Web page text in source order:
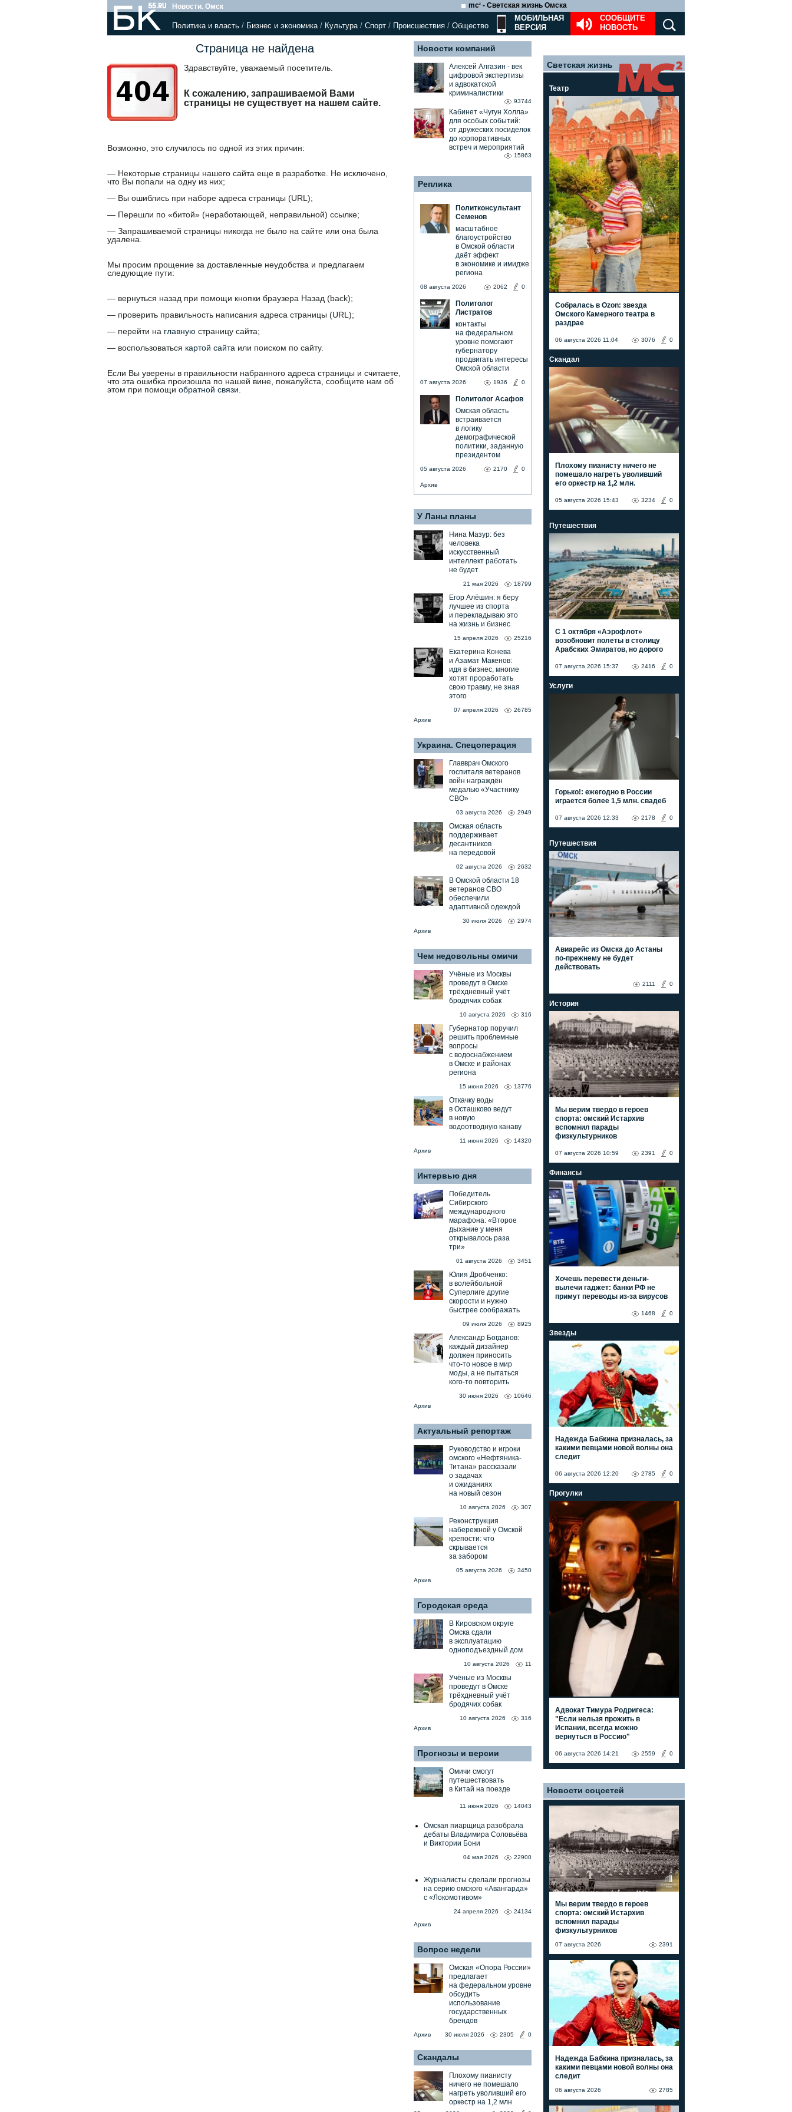
Новости. Омск mc2 - Светская жизнь Омска
Политика и власть / Бизнес и экономика/ Культура/ Спорт / Происшествия / Общество
СООБЩИТЕ
НОВОСТЬ
МОБИЛЬНАЯ
ВЕРСИЯ
Страница не найдена
Здравствуйте, уважаемый посетитель.
К сожалению, запрашиваемой Вами
страницы не существует на нашем сайте.
Возможно, это случилось по одной из этих причин:
— Некоторые страницы нашего сайта еще в разработке. Не исключено,
что Вы попали на одну из них;
— Вы ошиблись при наборе адреса страницы (URL);
— Перешли по «битой» (неработающей, неправильной) ссылке;
— Запрашиваемой страницы никогда не было на сайте или она была
удалена.
Мы просим прощение за доставленные неудобства и предлагаем
следующие пути:
— вернуться назад при помощи кнопки браузера Назад (back);
— проверить правильность написания адреса страницы (URL);
— перейти на главную страницу сайта;
— воспользоваться картой сайта или поиском по сайту.
Если Вы уверены в правильности набранного адреса страницы и считаете,
что эта ошибка произошла по нашей вине, пожалуйста, сообщите нам об
этом при помощи обратной связи.
Новости компаний
Алексей Алгазин ⁃ век
цифровой экспертизы
и адвокатской
криминалистики
93744
Кабинет «Чугун Холла»
для особых событий:
от дружеских посиделок
до корпоративных
встреч и мероприятий
15863
Реплика
Политконсультант
Семенов
масштабное
благоустройство
в Омской области
даёт эффект
в экономике и имидже
региона
2062 0
08 августа 2026
Политолог
Листратов
контакты
на федеральном
уровне помогают
губернатору
продвигать интересы
Омской области
1936 0
07 августа 2026
Политолог Асафов
Омская область
встраивается
в логику
демографической
политики, заданную
президентом
2170 0
05 августа 2026
Архив
У Ланы планы
Нина Мазур: без
человека
искусственный
интеллект работать
не будет
18799
21 мая 2026
Егор Алёшин: я беру
лучшее из спорта
и перекладываю это
на жизнь и бизнес
25216
15 апреля 2026
Екатерина Конева
и Азамат Макенов:
идя в бизнес, многие
хотят проработать
свою травму, не зная
этого
26785
07 апреля 2026
Архив
Украина. Спецоперация
Главврач Омского
госпиталя ветеранов
войн награждён
медалью «Участнику
СВО»
2949
03 августа 2026
Омская область
поддерживает
десантников
на передовой
2632
02 августа 2026
В Омской области 18
ветеранов СВО
обеспечили
адаптивной одеждой
2974
30 июля 2026
Архив
Чем недовольны омичи
Учёные из Москвы
проведут в Омске
трёхдневный учёт
бродячих собак
316
10 августа 2026
Губернатор поручил
решить проблемные
вопросы
с водоснабжением
в Омске и районах
региона
13776
15 июня 2026
Откачку воды
в Осташково ведут
в новую
водоотводную канаву
14320
11 июня 2026
Архив
Интервью дня
Победитель
Сибирского
международного
марафона: «Второе
дыхание у меня
открывалось раза
три»
3451
01 августа 2026
Юлия Дробченко:
в волейбольной
Суперлиге другие
скорости и нужно
быстрее соображать
8925
09 июля 2026
Александр Богданов:
каждый дизайнер
должен приносить
что-то новое в мир
моды, а не пытаться
кого-то повторить
10646
30 июня 2026
Архив
Актуальный репортаж
Руководство и игроки
омского «Нефтяника-
Титана» рассказали
о задачах
и ожиданиях
на новый сезон
307
10 августа 2026
Реконструкция
набережной у Омской
крепости: что
скрывается
за забором
3450
05 августа 2026
Архив
Городская среда
В Кировском округе
Омска сдали
в эксплуатацию
одноподъездный дом
11
10 августа 2026
Учёные из Москвы
проведут в Омске
трёхдневный учёт
бродячих собак
316
10 августа 2026
Архив
Прогнозы и версии
Омичи смогут
путешествовать
в Китай на поезде
14043
11 июня 2026
Омская пиарщица разобрала
дебаты Владимира Соловьёва
и Виктории Бони
22900
04 мая 2026
Журналисты сделали прогнозы
на серию омского «Авангарда»
с «Локомотивом»
24134
24 апреля 2026
Архив
Вопрос недели
Омская «Опора России»
предлагает
на федеральном уровне
обсудить
использование
государственных
брендов
Архив 30 июля 2026 2305 0
Скандалы
Плохому пианисту
ничего не помешало
нагреть уволивший его
оркестр на 1,2 млн
Светская жизнь
Театр
Собралась в Ozon: звезда
Омского Камерного театра в
раздрае
06 августа 2026 11:04 0
3076
Скандал
Плохому пианисту ничего не
помешало нагреть уволивший
его оркестр на 1,2 млн.
05 августа 2026 15:43 0
3234
Путешествия
С 1 октября «Аэрофлот»
возобновит полеты в столицу
Арабских Эмиратов, но дорого
07 августа 2026 15:37 0
2416
Услуги
Горько!: ежегодно в России
играется более 1,5 млн. свадеб
07 августа 2026 12:33 0
2178
Путешествия
Авиарейс из Омска до Астаны
по-прежнему не будет
действовать
0
2111
История
Мы верим твердо в героев
спорта: омский Истархив
вспомнил парады
физкультурников
07 августа 2026 10:59 0
2391
Финансы
Хочешь перевести деньги-
вылечи гаджет: банки РФ не
примут переводы из-за вирусов
0
1468
Звезды
Надежда Бабкина призналась, за
какими певцами новой волны она
следит
06 августа 2026 12:20 0
2785
Прогулки
Адвокат Тимура Родригеса:
"Если нельзя прожить в
Испании, всегда можно
вернуться в Россию"
06 августа 2026 14:21 0
2559
Новости соцсетей
Мы верим твердо в героев
спорта: омский Истархив
вспомнил парады
физкультурников
2391
07 августа 2026
Надежда Бабкина призналась, за
какими певцами новой волны она
следит
2785
06 августа 2026